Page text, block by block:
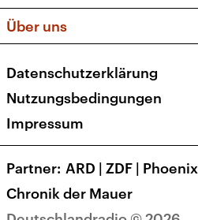
Apps
Newsletter
Veranstaltungen
Social Media
Über uns
Presse
Karriere
Transparenz
Datenschutzerklärung
Nutzungsbedingungen
Impressum
Partner ARD | ZDF | Phoenix
Chronik der Mauer